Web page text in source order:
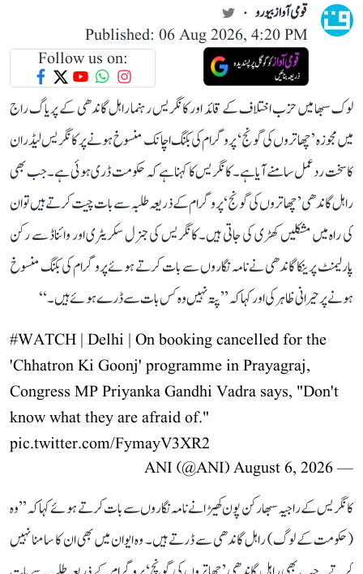
قومی آواز بیورو
Published: 06 Aug 2026, 4:20 PM
Follow us on:
لوک سبھا میں حزب اختلاف کے قائد اور کانگریس رہنما راہل گاندھی کے پریاگ راج
میں مجوزہ ’چھاتروں کی گونج‘ پروگرام کی بکنگ اچانک منسوخ ہونے پر کانگریس لیڈران
کا سخت ردعمل سامنے آیا ہے۔ کانگریس کا کہنا ہے کہ حکومت ڈری ہوئی ہے۔ جب بھی
راہل گاندھی ’چھاتروں کی گونج‘ پروگرام کے ذریعہ طلبہ سے بات چیت کرتے ہیں تو ان
کی راہ میں مشکلیں کھڑی کی جاتی ہیں۔ کانگریس کی جنرل سکریٹری اور وائناڈ سے رکن
پارلیمنٹ پرینکا گاندھی نے نامہ نگاروں سے بات کرتے ہوئے پروگرام کی بکنگ منسوخ
ہونے پر حیرانی ظاہر کی اور کہا کہ ’’پتہ نہیں وہ کس بات سے ڈرے ہوئے ہیں۔‘‘
#WATCH | Delhi | On booking cancelled for the
'Chhatron Ki Goonj' programme in Prayagraj,
Congress MP Priyanka Gandhi Vadra says, "Don't
know what they are afraid of."
pic.twitter.com/FymayV3XR2
— ANI (@ANI)
August 6, 2026
کانگریس کے راجیہ سبھا رکن پون کھیڑا نے نامہ نگاروں سے بات کرتے ہوئے کہا کہ ’’وہ
(حکومت کے لوگ) راہل گاندھی سے ڈرتے ہیں۔ وہ ایوان میں بھی ان کا سامنا نہیں